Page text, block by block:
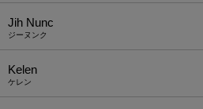
Jih Nunc
ジーヌンク
Kelen
ケレン